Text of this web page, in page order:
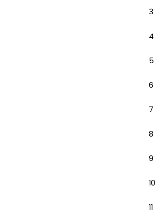
3
4
5
6
7
8
9
10
11